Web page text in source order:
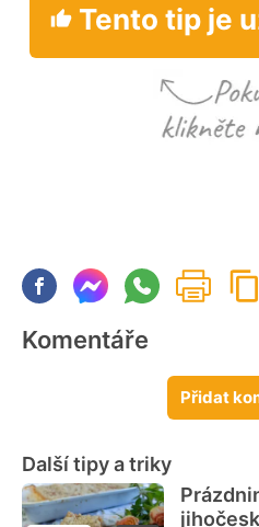
Tento tip je
Komentáře
Přidat
Další tipy a triky